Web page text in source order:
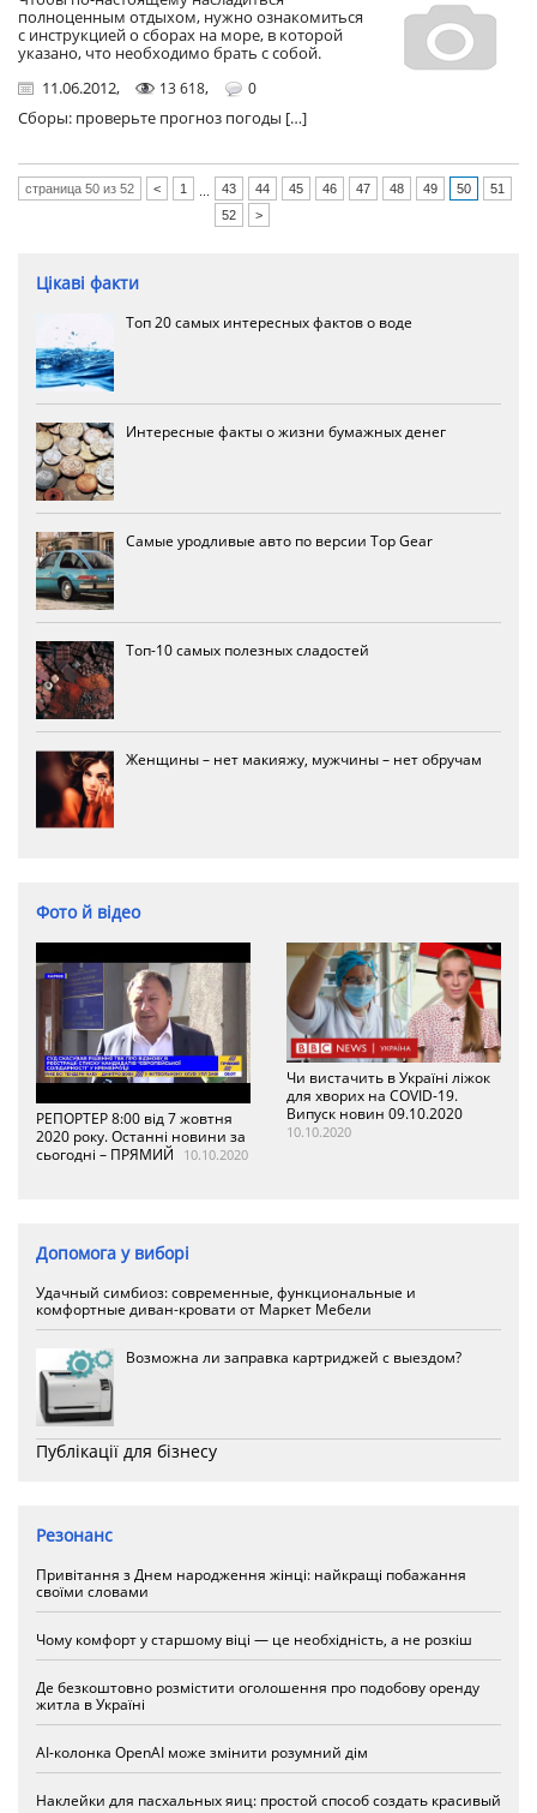
11.06.2012, 13 618, 0
полноценным отдыхом, нужно ознакомиться
с инструкцией о сборах на море, в которой
указано, что необходимо брать с собой.
Сборы: проверьте прогноз погоды […]
страница 50 из 52 < 1 43 44 45 46 47 48 49 50
51
52
>
Цікаві факти
Топ 20 самых интересных фактов о воде
Интересные факты о жизни бумажных денег
Самые уродливые авто по версии Top Gear
Топ-10 самых полезных сладостей
Женщины – нет макияжу, мужчины – нет обручам
Фото й відео
РЕПОРТЕР 8:00 від 7 жовтня
2020 року. Останні новини за
сьогодні – ПРЯМИЙ
10.10.2020
Чи вистачить в Україні ліжок
для хворих на COVID-19.
Випуск новин 09.10.2020
10.10.2020
Допомога у виборі
Удачный симбиоз: современные, функциональные и
комфортные диван-кровати от Маркет Мебели
Возможна ли заправка картриджей с выездом?
Публікації для бізнесу
Резонанс
Привітання з Днем народження жінці: найкращі побажання
своїми словами
Чому комфорт у старшому віці — це необхідність, а не розкіш
Де безкоштовно розмістити оголошення про подобову оренду
житла в Україні
AI-колонка OpenAI може змінити розумний дім
Наклейки для пасхальных яиц: простой способ создать красивый